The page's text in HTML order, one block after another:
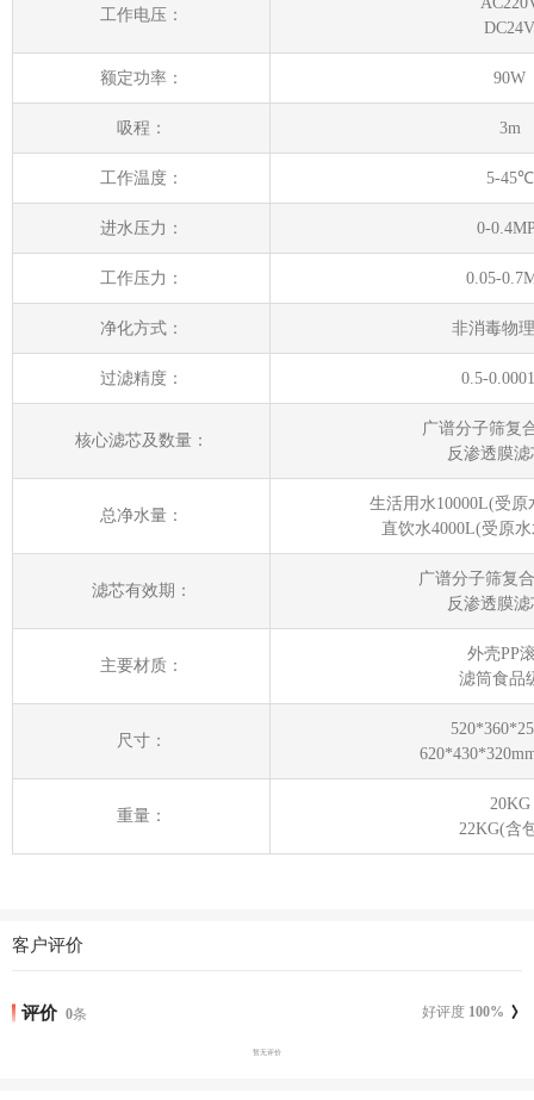
工作电压：
DC24V
额定功率： 90W
吸程： 3m
工作温度： 5-45℃
进水压力： 0-
工作压力： 0.05-
净化方式： 非消毒物
过滤精度： 0.5-
核心滤芯及数量：
广谱分子筛复
反渗透膜
总净水量：
生活用水10000L(受
直饮水4000L(受原
滤芯有效期：
广谱分子筛复
反渗透膜
主要材质：
外壳PP
滤筒食品
尺寸：
重量：
20KG
22KG(含
客户评价
评价 好评度 100%
0条
暂无评价